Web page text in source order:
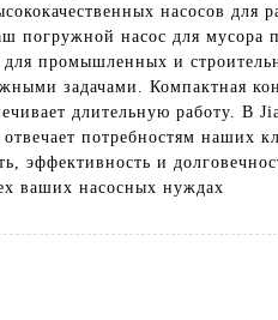
насосов
погружной насос для мусора
промышленных и
задачами. Компактная
длительную работу.
потребностям
эффективность и
ваших насосных нуждах